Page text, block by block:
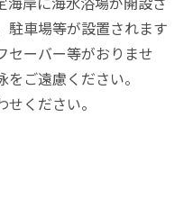
駐車場等が設置されます
セーバー等がおりませ
ご遠慮ください。
ください。